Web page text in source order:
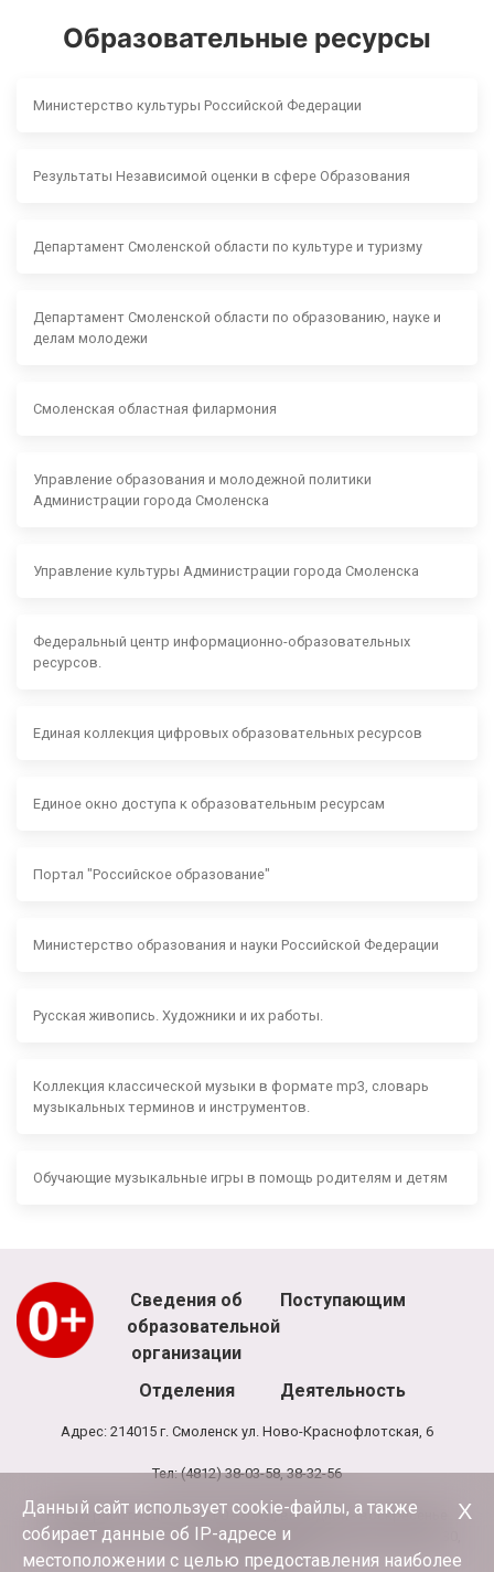
Образовательные ресурсы
Министерство культуры Российской Федерации
Результаты Независимой оценки в сфере Образования
Департамент Смоленской области по культуре и туризму
Департамент Смоленской области по образованию, науке и
делам молодежи
Смоленская областная филармония
Управление образования и молодежной политики
Администрации города Смоленска
Управление культуры Администрации города Смоленска
Федеральный центр информационно-образовательных
ресурсов.
Единая коллекция цифровых образовательных ресурсов
Единое окно доступа к образовательным ресурсам
Портал "Российское образование"
Министерство образования и науки Российской Федерации
Русская живопись. Художники и их работы.
Коллекция классической музыки в формате mp3, словарь
музыкальных терминов и инструментов.
Обучающие музыкальные игры в помощь родителям и детям
Сведения об
образовательной
организации
Поступающим
Отделения Деятельность
Адрес: 214015 г. Смоленск ул. Ново-Краснофлотская, 6
Тел: (4812) 38-03-58, 38-32-56
Режим работы школы: 8.00 - 20.00, выходной - воскресенье
Режим работы администрации и бухгалтерии школы: 9.00-17.30,
обед 13.00-13.30
Данный сайт использует cookie-файлы, а также
собирает данные об IP-адресе и
местоположении с целью предоставления наиболее
Х